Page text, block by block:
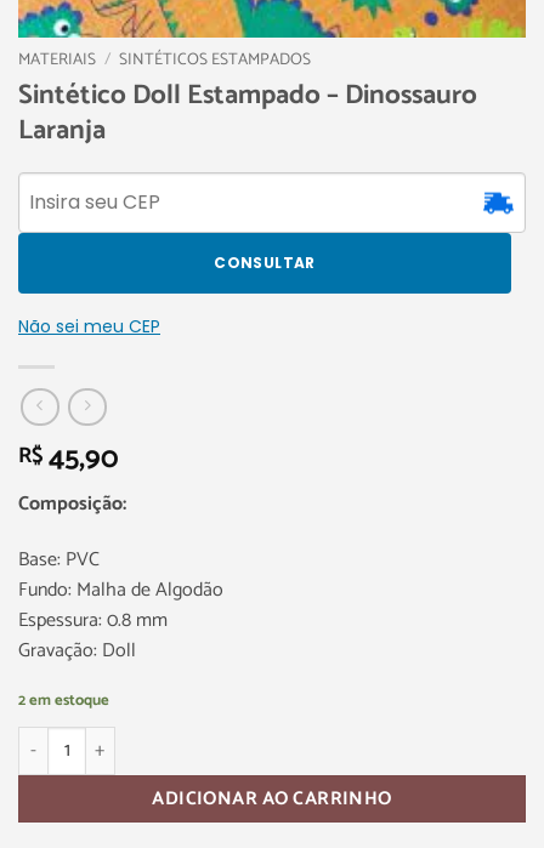
MATERIAIS / SINTÉTICOS ESTAMPADOS
Sintético Doll Estampado – Dinossauro
Laranja
CONSULTAR
Não sei meu CEP
R$45,90
Composição:
Base: PVC
Fundo: Malha de Algodão
Espessura: 0.8 mm
Gravação: Doll
2 em estoque
ADICIONAR AO CARRINHO